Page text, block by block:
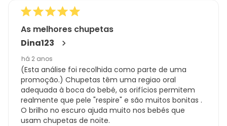
As melhores chupetas
Dina123
há 2 anos
(Esta análise foi recolhida como parte de uma
promoção.) Chupetas têm uma regiao oral
adequada à boca do bebé, os orifícios permitem
realmente que pele "respire" e são muitos bonitas .
O brilho no escuro ajuda muito nos bebés que
usam chupetas de noite.